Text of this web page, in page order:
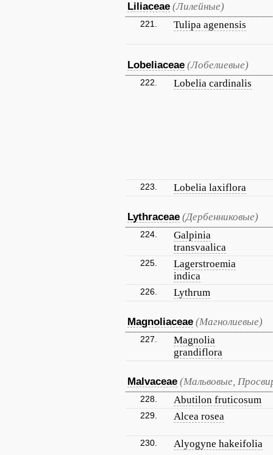
Liliaceae (Лилейные)
221. Tulipa agenensis
Lobeliaceae (Лобелиевые)
222. Lobelia cardinalis
223. Lobelia laxiflora
Lythraceae (Дербенниковые)
224.
Galpinia
transvaalica
225.
Lagerstroemia
indica
226. Lythrum
Magnoliaceae (Магнолиевые)
227.
Magnolia
grandiflora
Malvaceae (Мальвовые,
228. Abutilon fruticosum
229. Alcea rosea
230. Alyogyne hakeifolia